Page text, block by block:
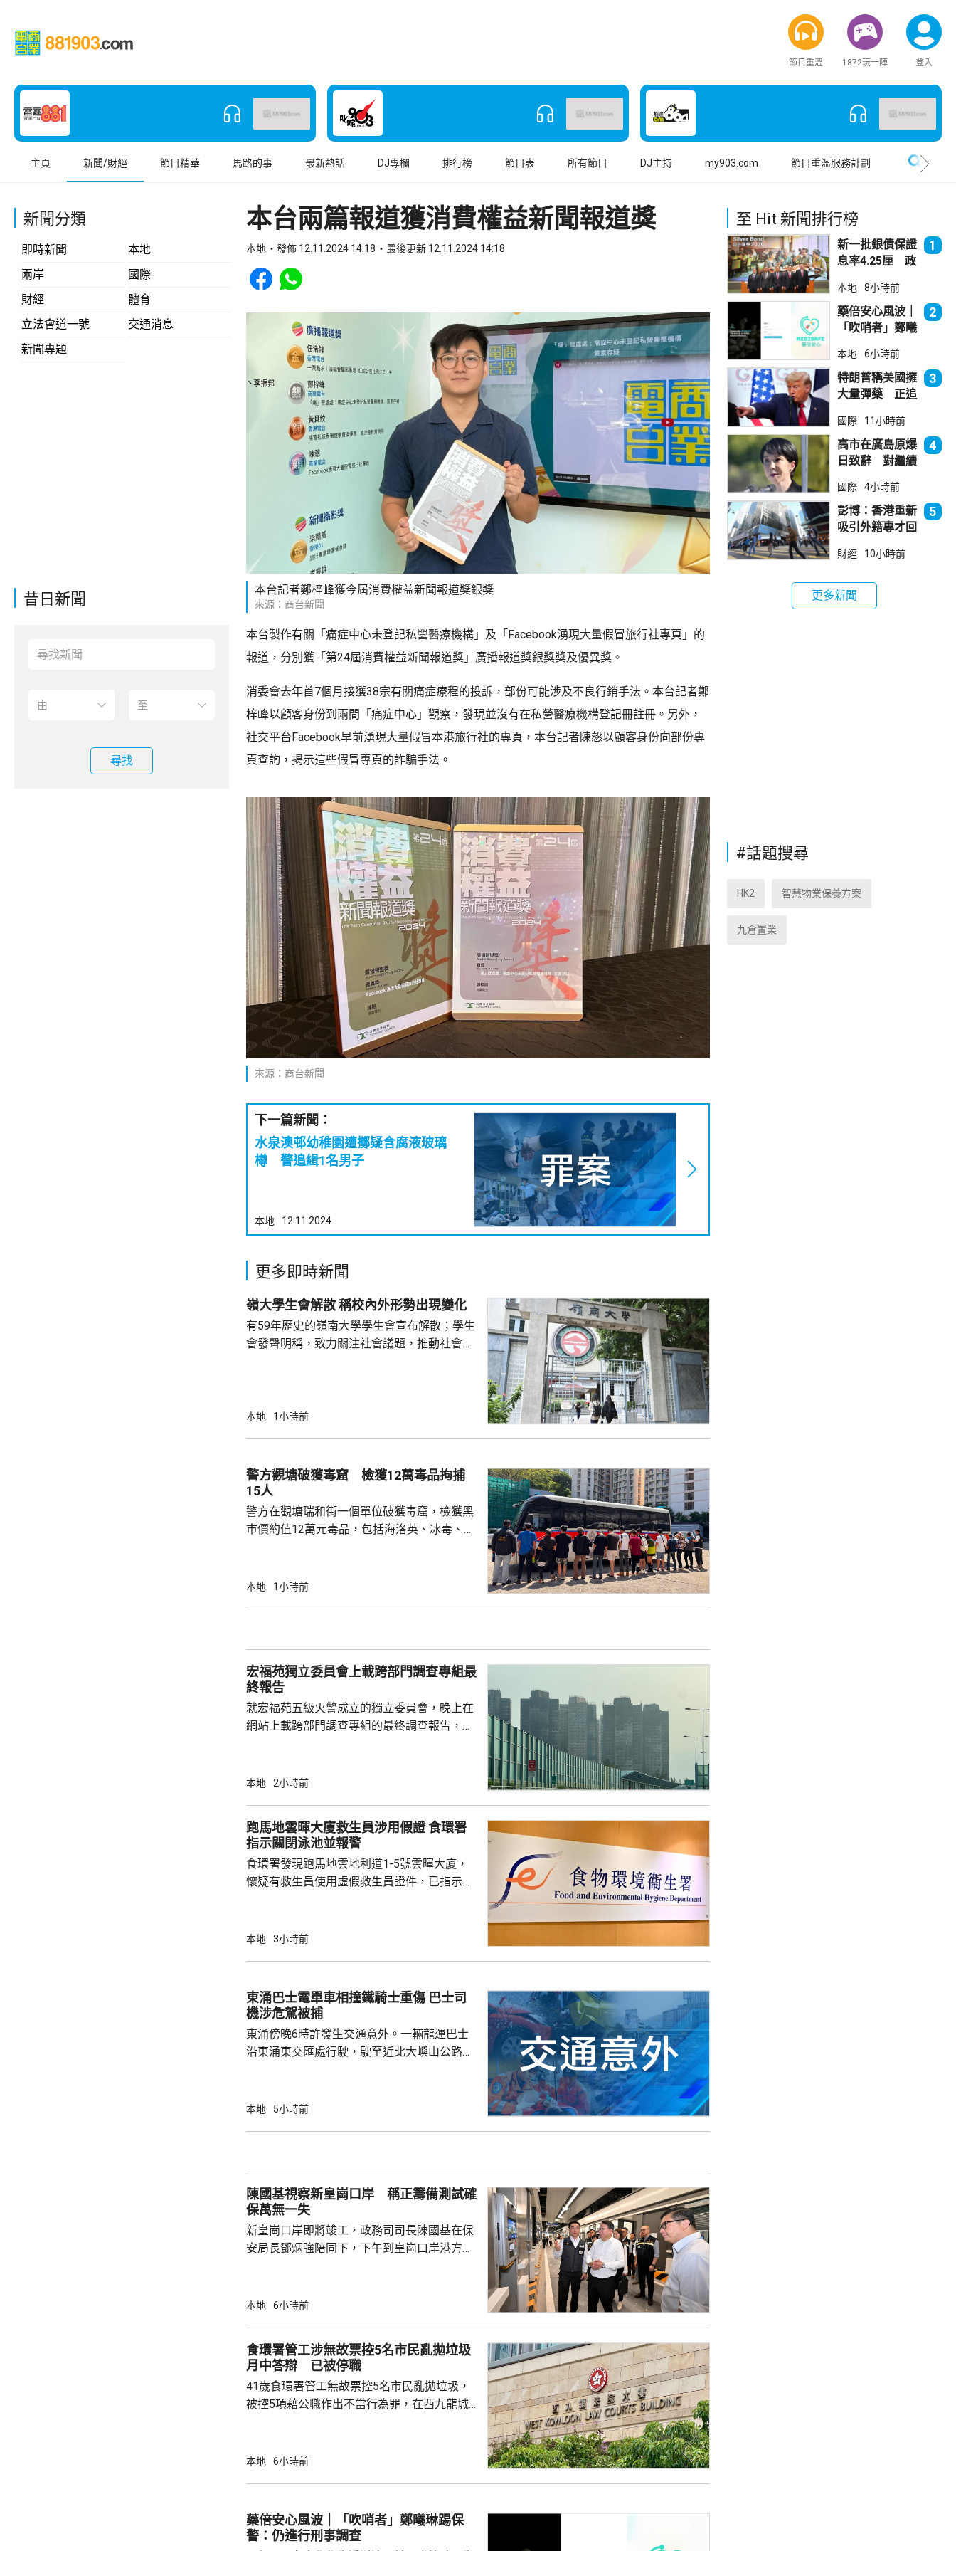
節目重溫 1872玩一陣 登入
主頁 新聞/財經 節目精華 馬路的事 最新熱話 DJ專欄 排行榜 節目表 所有節目 DJ主持 my903.com 節目重溫服務計劃
新聞分類
即時新聞
本地
兩岸
國際
財經
體育
立法會道一號
交通消息
新聞專題
昔日新聞
尋找
本台兩篇報道獲消費權益新聞報道獎
本地 發佈 12.11.2024 14:18 最後更新 12.11.2024 14:18
Share to Facebook
Share to WhatsApp
本台記者鄭梓峰獲今屆消費權益新聞報道獎銀獎
來源：商台新聞
本台製作有關「痛症中心未登記私營醫療機構」及「Facebook湧現大量假冒旅行社專頁」的
報道，分別獲「第24屆消費權益新聞報道獎」廣播報道獎銀獎獎及優異獎。
消委會去年首7個月接獲38宗有關痛症療程的投訴，部份可能涉及不良行銷手法。本台記者鄭
梓峰以顧客身份到兩間「痛症中心」觀察，發現並沒有在私營醫療機構登記冊註冊。另外，
社交平台Facebook早前湧現大量假冒本港旅行社的專頁，本台記者陳慤以顧客身份向部份專
頁查詢，揭示這些假冒專頁的詐騙手法。
來源：商台新聞
下一篇新聞：
水泉澳邨幼稚園遭擲疑含腐液玻璃
樽 警追緝1名男子
本地 12.11.2024
更多即時新聞
嶺大學生會解散 稱校內外形勢出現變化
有59年歷史的嶺南大學學生會宣布解散；學生
會發聲明稱，致力關注社會議題，推動社會進
承認學生會，導致學生會無法在校內提供服
生會完全失去運作空間。 對於近年多間院校學
生會相繼解散，他認為是學界以至...
本地 1小時前
警方觀塘破獲毒窟 檢獲12萬毒品拘捕
15人
警方在觀塘瑞和街一個單位破獲毒窟，檢獲黑
巿價約值12萬元毒品，包括海洛英、冰毒、含
營毒窟及販運危險藥物，另外13男1女，年齡
本地 1小時前
宏福苑獨立委員會上載跨部門調查專組最
終報告
就宏福苑五級火警成立的獨立委員會，晚上在
網站上載跨部門調查專組的最終調查報告，指
高達2米，包括安全網，以及遮蓋窗戶的發泡
能是意外事故，起因很可能是點燃的煙蒂燒著
起火地點的可燃物料。現場並發現兩個煙蒂。
今場火災造成168人喪生，79人...
本地 2小時前
跑馬地雲暉大廈救生員涉用假證 食環署
指示關閉泳池並報警
食環署發現跑馬地雲地利道1-5號雲暉大廈，
懷疑有救生員使用虛假救生員證件，已指示泳
資料，今日收到核實結果，發現一名昨日在屋
疑未按法例提供足夠合資格救生員，會考慮向
泳池持牌人提出檢控。 食環署表示，今年至頭
上月底，對逾1400個持牌私人...
本地 3小時前
東涌巴士電單車相撞鐵騎士重傷 巴士司
機涉危駕被捕
東涌傍晚6時許發生交通意外。一輛龍運巴士
沿東涌東交匯處行駛，駛至近北大嶼山公路出
體多處受傷，昏迷送往北大嶼山醫院治理。
駕駛職務，派員到醫院慰問傷者，並會配合警
方調查事故原因。
本地 5小時前
陳國基視察新皇崗口岸 稱正籌備測試確
保萬無一失
新皇崗口岸即將竣工，政務司司長陳國基在保
安局長鄧炳強陪同下，下午到皇崗口岸港方口
跨部門工作小組，正籌備綜合營運測試、公共
蓋約20個類別、超過100個不同規模的演練和
測試，循序漸進提升口岸負荷，並在每次測試
後即時跟進問題，又要求小組必須以...
本地 6小時前
食環署管工涉無故票控5名市民亂拋垃圾
月中答辯 已被停職
41歲食環署管工無故票控5名市民亂拋垃圾，
被控5項藉公職作出不當行為罪，在西九龍城
銳，案發時為食環署深水埗區環境衞生辦事處
圾，告票未有妥善送達，部分人被票控時甚至
不在港，令他們被追討罰款、遭通緝和拘捕。
食環署：涉事管工停職 ...
本地 6小時前
藥倍安心風波｜「吹哨者」鄭曦琳踢保
警：仍進行刑事調查
至 Hit 新聞排行榜
新一批銀債保證
息率4.25厘 政
吸引力
1
本地 8小時前
藥倍安心風波｜
「吹哨者」鄭曦
進行刑事調查
2
本地 6小時前
特朗普稱美國擁
大量彈藥 正追
者」
3
國際 11小時前
高市在廣島原爆
日致辭 對繼續
含糊其辭
4
國際 4小時前
彭博：香港重新
吸引外籍專才回
5
財經 10小時前
更多新聞
#話題搜尋
HK2 智慧物業保養方案
九倉置業